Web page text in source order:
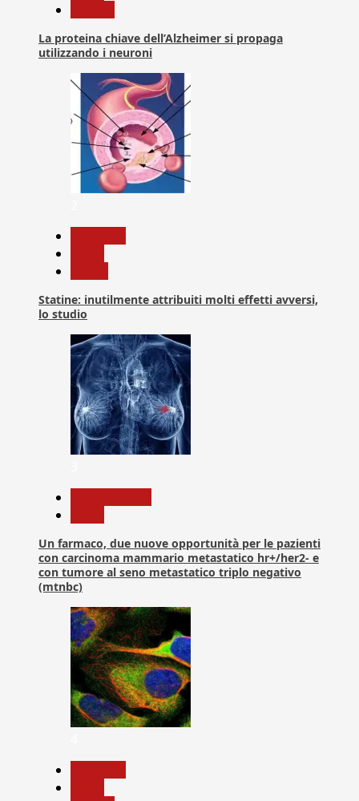
La proteina chiave dell’Alzheimer si propaga
utilizzando i neuroni
Statine: inutilmente attribuiti molti effetti avversi,
lo studio
Un farmaco, due nuove opportunità per le pazienti
con carcinoma mammario metastatico hr+/her2- e
con tumore al seno metastatico triplo negativo
(mtnbc)